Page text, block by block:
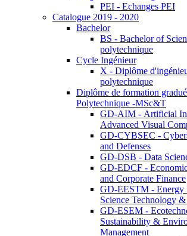
PEI - Echanges PEI
Catalogue 2019 - 2020
Bachelor
BS - Bachelor of
polytechnique
Cycle Ingénieur
X - Diplôme
polytechnique
Diplôme de formation
Polytechnique -MSc&T
GD-AIM - Artificial
Advanced Visual
GD-CYBSEC -
and Defenses
GD-DSB - Data
GD-EDCF -
and Corporate Finance
GD-EESTM - Energy
Science Technology
GD-ESEM -
Sustainability &
Management